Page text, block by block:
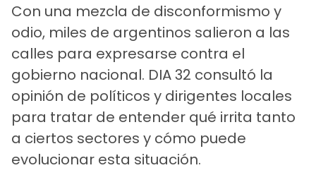
Con una mezcla de disconformismo y
odio, miles de argentinos salieron a las
calles para expresarse contra el
gobierno nacional. DIA 32 consultó la
opinión de políticos y dirigentes locales
para tratar de entender qué irrita tanto
a ciertos sectores y cómo puede
evolucionar esta situación.